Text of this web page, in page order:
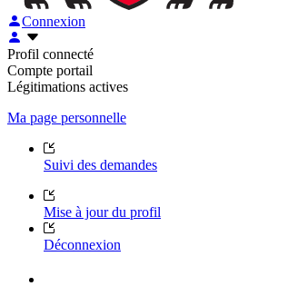
Connexion
Profil connecté
Compte portail
Légitimations actives
Ma page personnelle
Suivi des demandes
Mise à jour du profil
Déconnexion